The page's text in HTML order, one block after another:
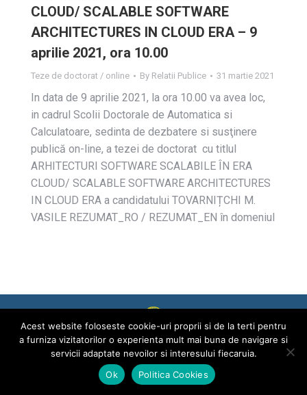
CLOUD/ SCALABLE SOFTWARE
ARCHITECTURES IN CLOUD ERA – 9
aprilie 2021, ora 10.00
Teze de doctorat / online By Relatii Publice 31 martie 2021
In data de 9 aprilie 2021, la ora 10.00 va avea loc,
in cadrul Scolii Doctorale de Automatica si
Calculatoare, sedinta de dezbatere si susţinere
publică on-line, a tezei de doctorat cu titlul
ARHITECTURI SOFTWARE SCALABILE ÎN ERA
CLOUD/ SCALABLE SOFTWARE ARCHITECTURES
IN CLOUD ERA a candidatului TOVARNIȚCHI M.
VASILE REZUMAT_RO / REZUMAT_EN în domeniul
2026 © Universitatea POLITEHNICA București
Universitate
Acest website foloseste cookie-uri proprii si de la terti pentru
a furniza vizitatorilor o experienta mult mai buna de navigare si
servicii adaptate nevoilor si interesului fiecaruia.
Ok
Politica Cookies